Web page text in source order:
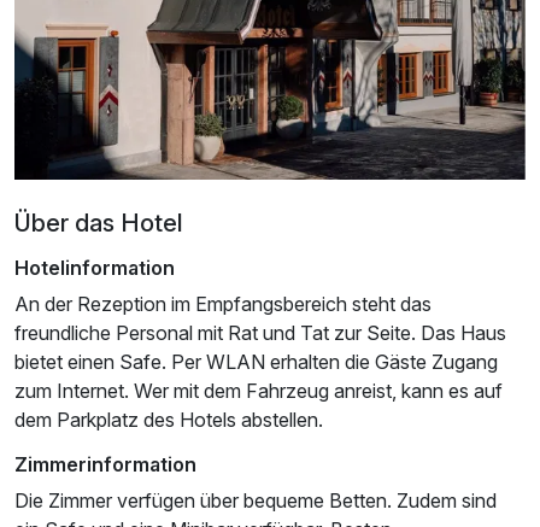
Für 7 Tage
Junior Suite
2 Erwachsene
Über das Hotel
Hotelinformation
An der Rezeption im Empfangsbereich steht das
freundliche Personal mit Rat und Tat zur Seite. Das Haus
bietet einen Safe. Per WLAN erhalten die Gäste Zugang
zum Internet. Wer mit dem Fahrzeug anreist, kann es auf
dem Parkplatz des Hotels abstellen.
Zimmerinformation
Die Zimmer verfügen über bequeme Betten. Zudem sind